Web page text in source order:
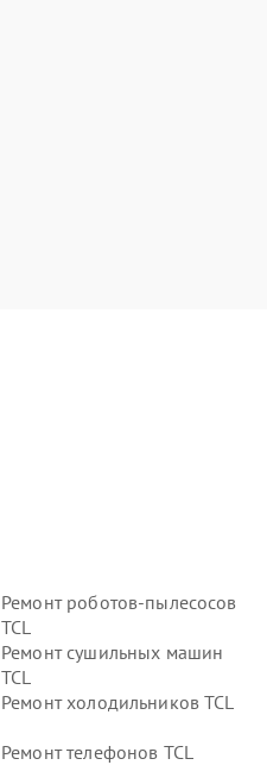
Ремонт роботов-пылесосов
TCL
Ремонт сушильных машин
TCL
Ремонт холодильников TCL
Ремонт телефонов TCL